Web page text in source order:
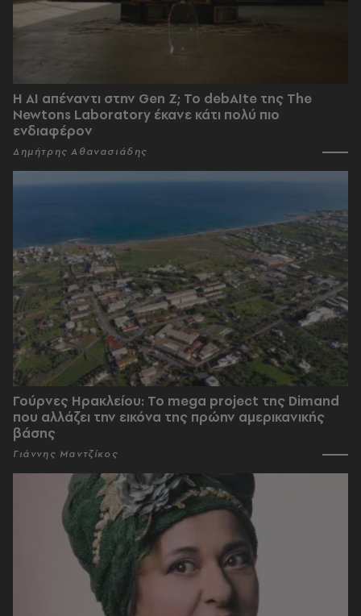
Η AI απέναντι στην Gen Z; Το debAIte της The
Newtons Laboratory έκανε κάτι πολύ πιο
ενδιαφέρον
Δημήτρης Αθανασιάδης
Γούρνες Ηρακλείου: To mega project της Dimand
που αλλάζει την εικόνα της πρώην αμερικανικής
βάσης
Γιάννης Μαντζίκος